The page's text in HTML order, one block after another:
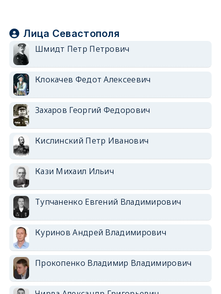
Лица Севастополя
Шмидт Петр Петрович
Клокачев Федот Алексеевич
Захаров Георгий Федорович
Кислинский Петр Иванович
Кази Михаил Ильич
Тупчаненко Евгений Владимирович
Куринов Андрей Владимирович
Прокопенко Владимир Владимирович